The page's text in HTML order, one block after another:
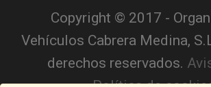
Copyright © 2017 -
Vehículos Cabrera Medina,
derechos reservados.